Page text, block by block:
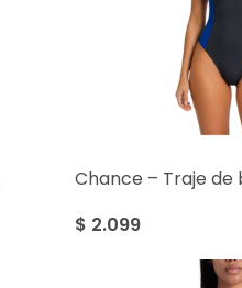
Chance – Traje de
$ 2.099